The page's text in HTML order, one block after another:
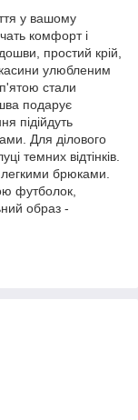
у вашому
комфорт і
простий крій,
улюбленим
стали
подарує
підійдуть
Для ділового
темних відтінків.
брюками.
футболок,
образ -